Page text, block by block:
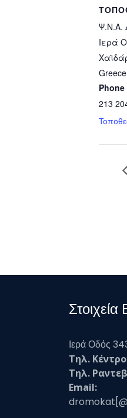
Ψ.Ν.Α.
Ιερά
Greece
Phone
213
Στοιχεία
Ιερά Οδός
Τηλ.
Τηλ.
Email: